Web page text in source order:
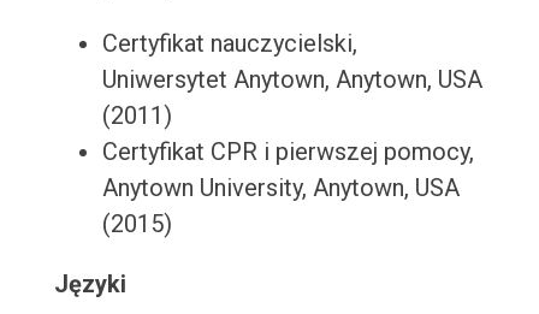
Certyfikat nauczycielski,
Uniwersytet Anytown, Anytown, USA
(2011)
Certyfikat CPR i pierwszej pomocy,
Anytown University, Anytown, USA
(2015)
Języki